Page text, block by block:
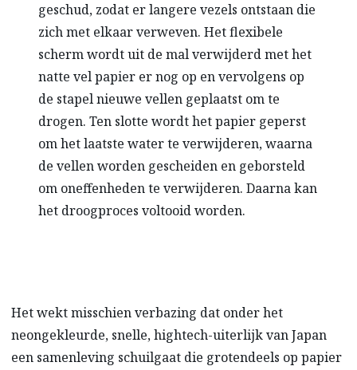
geschud, zodat er langere vezels ontstaan die
zich met elkaar verweven. Het flexibele
scherm wordt uit de mal verwijderd met het
natte vel papier er nog op en vervolgens op
de stapel nieuwe vellen geplaatst om te
drogen. Ten slotte wordt het papier geperst
om het laatste water te verwijderen, waarna
de vellen worden gescheiden en geborsteld
om oneffenheden te verwijderen. Daarna kan
het droogproces voltooid worden.
Het wekt misschien verbazing dat onder het
neongekleurde, snelle, hightech-uiterlijk van Japan
een samenleving schuilgaat die grotendeels op papier